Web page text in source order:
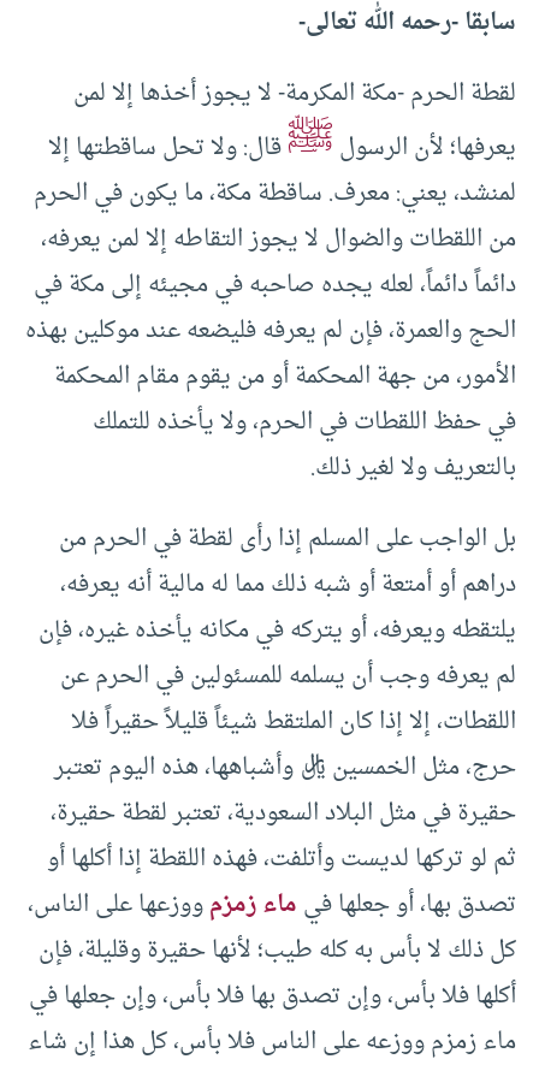
سابقا -رحمه الله تعالى-
لقطة الحرم -مكة المكرمة- لا يجوز أخذها إلا لمن
يعرفها؛ لأن الرسولﷺقال:ولا تحل ساقطتها إلا
لمنشد، يعني: معرف. ساقطة مكة، ما يكون في الحرم
من اللقطات والضوال لا يجوز التقاطه إلا لمن يعرفه،
دائماً دائماً، لعله يجده صاحبه في مجيئه إلى مكة في
الحج والعمرة، فإن لم يعرفه فليضعه عند موكلين بهذه
الأمور، من جهة المحكمة أو من يقوم مقام المحكمة
في حفظ اللقطات في الحرم، ولا يأخذه للتملك
بالتعريف ولا لغير ذلك.
بل الواجب على المسلم إذا رأى لقطة في الحرم من
دراهم أو أمتعة أو شبه ذلك مما له مالية أنه يعرفه،
يلتقطه ويعرفه، أو يتركه في مكانه يأخذه غيره، فإن
لم يعرفه وجب أن يسلمه للمسئولين في الحرم عن
اللقطات، إلا إذا كان الملتقط شيئاً قليلاً حقيراً فلا
حرج، مثل الخمسين ريال وأشباهها، هذه اليوم تعتبر
حقيرة في مثل البلاد السعودية، تعتبر لقطة حقيرة،
ثم لو تركها لديست وأتلفت، فهذه اللقطة إذا أكلها أو
تصدق بها، أو جعلها فيماء زمزمووزعها على الناس،
كل ذلك لا بأس به كله طيب؛ لأنها حقيرة وقليلة، فإن
أكلها فلا بأس، وإن تصدق بها فلا بأس، وإن جعلها في
ماء زمزم ووزعه على الناس فلا بأس، كل هذا إن شاء